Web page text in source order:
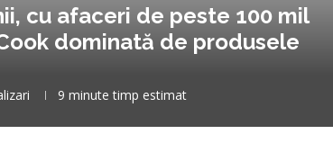
cu afaceri de peste 100 mil
dominată de produsele
9 minute timp estimat